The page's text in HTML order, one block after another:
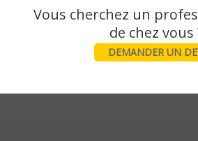
Vous cherchez un
DEMANDER UN